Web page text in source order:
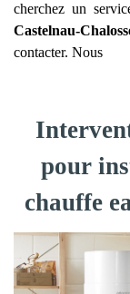
cherchez un
Castelnau-
contacter. Nous
pour
chauffe